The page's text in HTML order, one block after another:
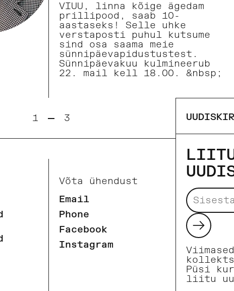
VIUU, linna kõige ägedam
prillipood, saab 10-
aastaseks! Selle uhke
verstaposti puhul kutsume
sind osa saama meie
sünnipäevapidustustest.
Sünnipäevakuu kulmineerub
22. mail kell 18.00. &nbsp;
1 3
Võta ühendust
Email
Phone
Facebook
Instagram
Saada
Püsi
liitu